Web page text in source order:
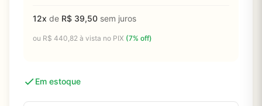
12x de R$ 39,50 sem juros
ou R$ 440,82 à vista no PIX (7% off)
Em estoque